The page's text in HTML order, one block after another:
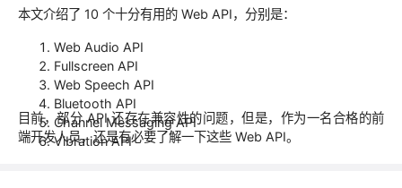
本文介绍了 10 个十分有用的 Web API，分别是：
Web Audio API
Fullscreen API
Web Speech API
Bluetooth API
Channel Messaging API
Vibration API
目前，部分 API 还存在兼容性的问题，但是，作为一名合格的前
端开发人员，还是有必要了解一下这些 Web API。